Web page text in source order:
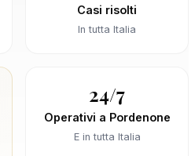
Casi risolti
In tutta Italia
24/7
Operativi a Pordenone
E in tutta Italia